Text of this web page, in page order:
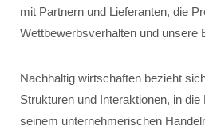
mit Partnern und Lieferanten, die
Wettbewerbsverhalten und unsere
Nachhaltig wirtschaften bezieht
Strukturen und Interaktionen, in
seinem unternehmerischen